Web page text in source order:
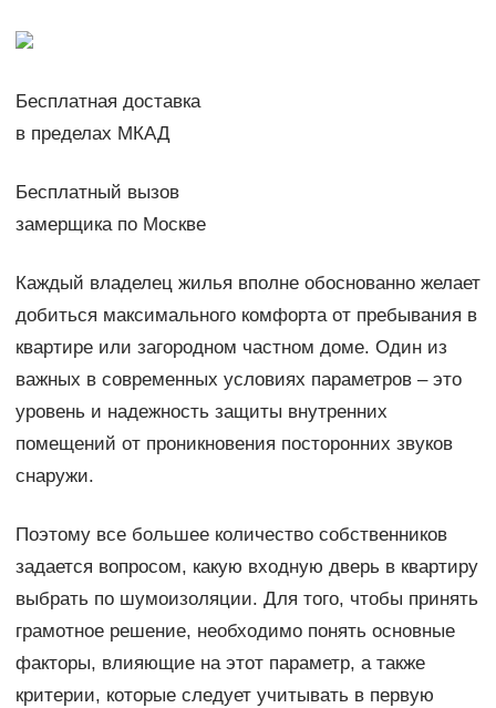
Бесплатная доставка
в пределах МКАД
Бесплатный вызов
замерщика по Москве
Каждый владелец жилья вполне обоснованно желает
добиться максимального комфорта от пребывания в
квартире или загородном частном доме. Один из
важных в современных условиях параметров – это
уровень и надежность защиты внутренних
помещений от проникновения посторонних звуков
снаружи.
Поэтому все большее количество собственников
задается вопросом, какую входную дверь в квартиру
выбрать по шумоизоляции. Для того, чтобы принять
грамотное решение, необходимо понять основные
факторы, влияющие на этот параметр, а также
критерии, которые следует учитывать в первую